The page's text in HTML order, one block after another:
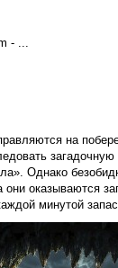
- ...
на
Однако
оказываются
минутой